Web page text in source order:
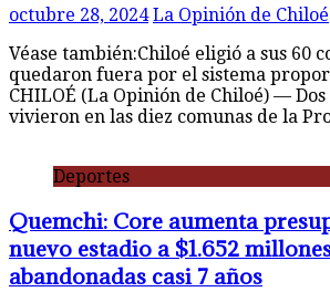
octubre 28, 2024 La Opinión de Chiloé
Véase también:Chiloé eligió a sus 60
quedaron fuera por el sistema
CHILOÉ (La Opinión de Chiloé) — Dos
vivieron en las diez comunas de la
Deportes
Quemchi: Core aumenta
nuevo estadio a $1.652
abandonadas casi 7 años